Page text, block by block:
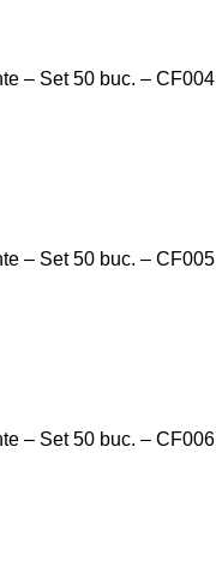
– Set 50 buc. – CF004
– Set 50 buc. – CF005
– Set 50 buc. – CF006